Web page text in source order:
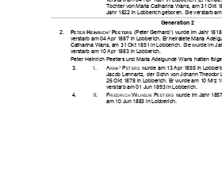


      
   

     
